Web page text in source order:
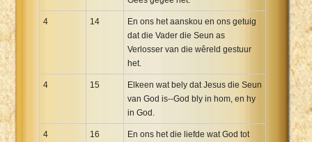
4 14
En ons het aanskou en ons getuig
dat die Vader die Seun as
Verlosser van die wêreld gestuur
het.
4 15
Elkeen wat bely dat Jesus die Seun
van God is--God bly in hom, en hy
in God.
4 16
En ons het die liefde wat God tot